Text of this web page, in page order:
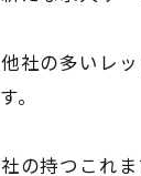
社の多いレ
。
の持つこれ